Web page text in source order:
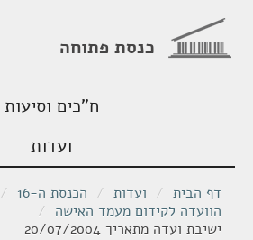
כנסת פתוחה
ח"כים וסיעות
ועדות
דף הבית / ועדות / הכנסת ה-16
/
הוועדה לקידום מעמד האישה /
ישיבת ועדה מתאריך 20/07/2004